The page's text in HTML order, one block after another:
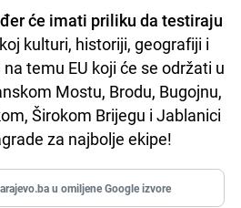
će imati priliku da testiraju
kulturi, historiji, geografiji i
temu EU koji će se održati u
Mostu, Brodu, Bugojnu,
Širokom Brijegu i Jablanici
za najbolje ekipe!
u omiljene Google izvore